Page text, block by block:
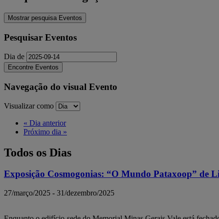
Mostrar pesquisa Eventos
Pesquisar Eventos
Dia de
Navegação do visual Evento
Visualizar como
« Dia anterior
Próximo dia »
Todos os Dias
Exposição Cosmogonias: “O Mundo Pataxoop” de
27/março/2025 - 31/dezembro/2025